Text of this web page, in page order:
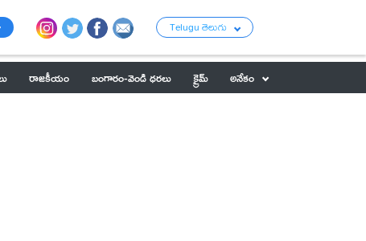
Telugu తెలుగు
రాజకీయం బంగారం-వెండి ధరలు క్రైమ్
అనేకం